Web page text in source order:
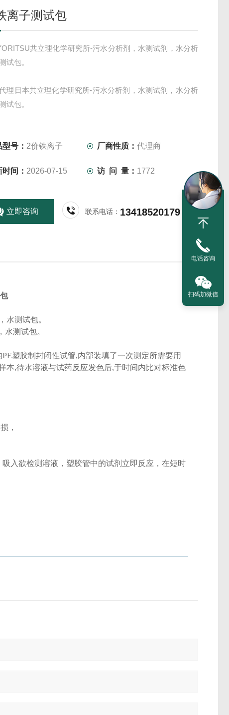
离子测试包
共立理化学研究所-污水分析剂，水测试剂，水分析
试包。
理日本共立理化学研究所-污水分析剂，水测试剂，水分析
试包。
型号： 2价铁离子 厂商性质：代理商
间： 2026-07-15 访 问 量： 1772
立即咨询 联系电话： 13418520179
水测试包。
测试包。
PE塑胶制封闭性试管,内部装填了一次测定所需要用
本,待水溶液与试药反应发色后,于时间内比对标准色
，
入欲检测溶液，塑胶管中的试剂立即反应，在短时
电话咨询
扫码加微信